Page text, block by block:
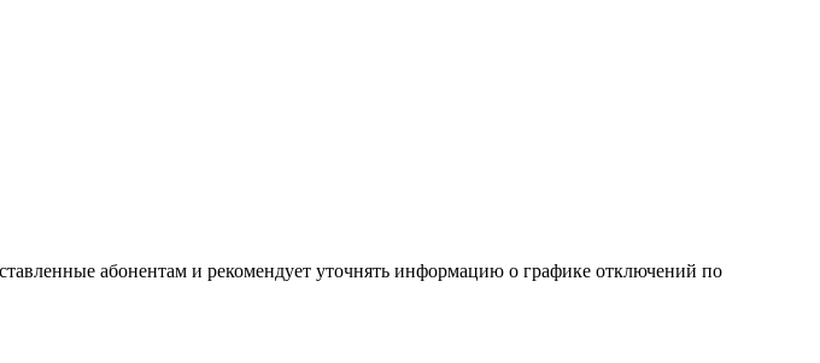
абонентам и рекомендует уточнять информацию о графике отключений по